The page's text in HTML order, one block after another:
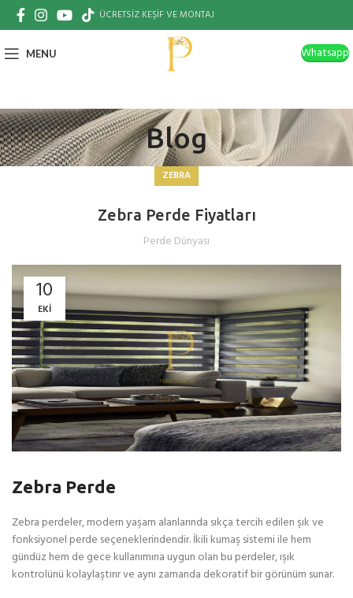
ÜCRETSİZ KEŞİF VE MONTAJ
MENU Whatsapp
Blog
ZEBRA
Zebra Perde Fiyatları
Perde Dünyası
10
EKI
Zebra Perde
Zebra perdeler, modern yaşam alanlarında sıkça tercih edilen şık ve
fonksiyonel perde seçeneklerindendir. İkili kumaş sistemi ile hem
gündüz hem de gece kullanımına uygun olan bu perdeler, ışık
kontrolünü kolaylaştırır ve aynı zamanda dekoratif bir görünüm sunar.